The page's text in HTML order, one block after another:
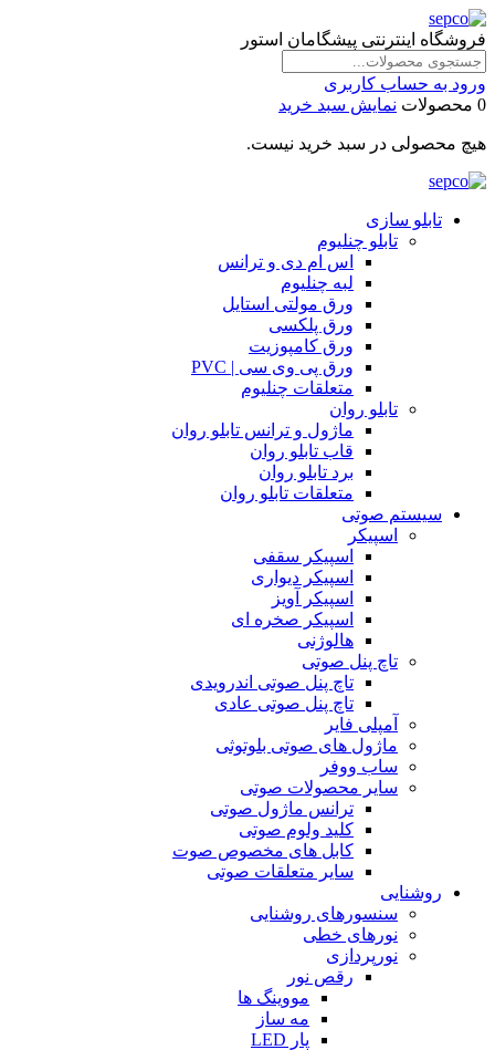
فروشگاه اینترنتی پیشگامان استور
ورود به حساب کاربری
0 محصولات
نمایش سبد خرید
هیچ محصولی در سبد خرید نیست.
تابلو سازی
تابلو چنلیوم
اس ام دی و ترانس
لبه چنلیوم
ورق مولتی استایل
ورق پلکسی
ورق کامپوزیت
ورق پی وی سی | PVC
متعلقات چنلیوم
تابلو روان
ماژول و ترانس تابلو روان
قاب تابلو روان
برد تابلو روان
متعلقات تابلو روان
سیستم صوتی
اسپیکر
اسپیکر سقفی
اسپیکر دیواری
اسپیکر آویز
اسپیکر صخره ای
هالوژنی
تاچ پنل صوتی
تاچ پنل صوتی اندرویدی
تاچ پنل صوتی عادی
آمپلی فایر
ماژول های صوتی بلوتوثی
ساب ووفر
سایر محصولات صوتی
ترانس ماژول صوتی
کلید ولوم صوتی
کابل های مخصوص صوت
سایر متعلقات صوتی
روشنایی
سنسورهای روشنایی
نورهای خطی
نورپردازی
رقص نور
مووینگ ها
مه ساز
پار LED